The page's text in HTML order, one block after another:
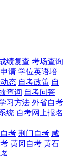
成绩复查 考场查询
请 学位英语培
态 自考政策 自
查询 自考问答
习方法 外省自考
统 自考网上报名
考 荆门自考 咸
黄冈自考 黄石